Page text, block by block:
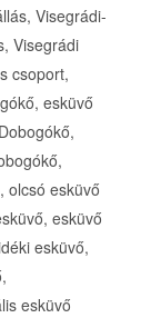
Visegrádi-
Visegrádi
csoport,
esküvő
olcsó esküvő
esküvő
esküvő,
esküvő